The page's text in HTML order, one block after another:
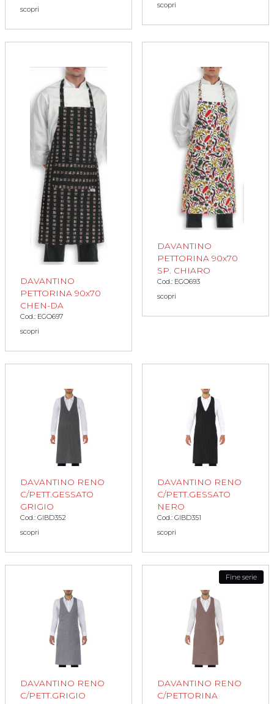
scopri
scopri
DAVANTINO
PETTORINA 90x70
CHEN-DA
Cod.: EGO697
scopri
DAVANTINO
PETTORINA 90x70
SP. CHIARO
Cod.: EGO693
scopri
DAVANTINO RENO
C/PETT.GESSATO
GRIGIO
Cod.: GIBD352
scopri
DAVANTINO RENO
C/PETT.GESSATO
NERO
Cod.: GIBD351
scopri
DAVANTINO RENO
C/PETT.GRIGIO
Fine serie
DAVANTINO RENO
C/PETTORINA